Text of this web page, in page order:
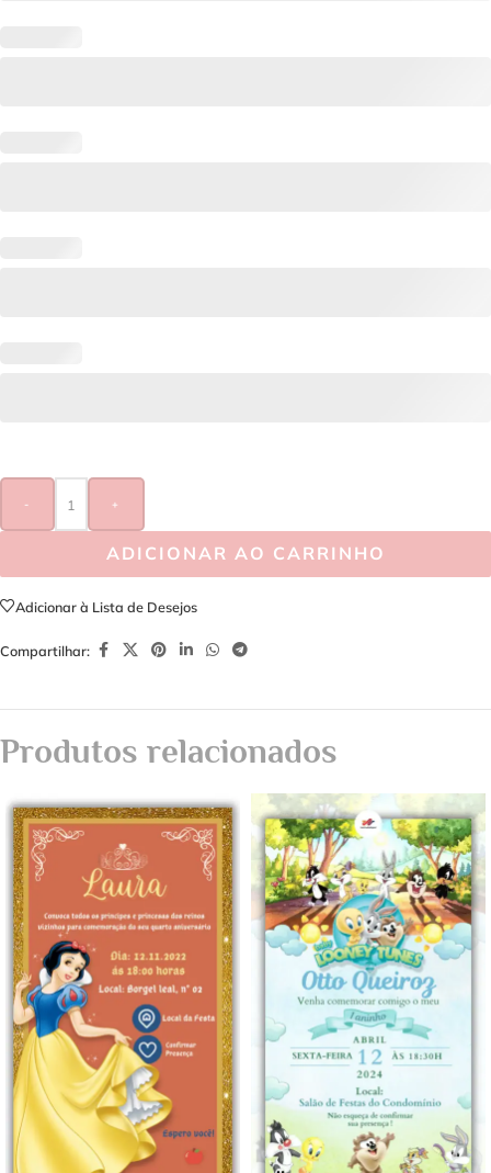
- +
ADICIONAR AO CARRINHO
Adicionar à Lista de Desejos
Compartilhar:
Produtos relacionados